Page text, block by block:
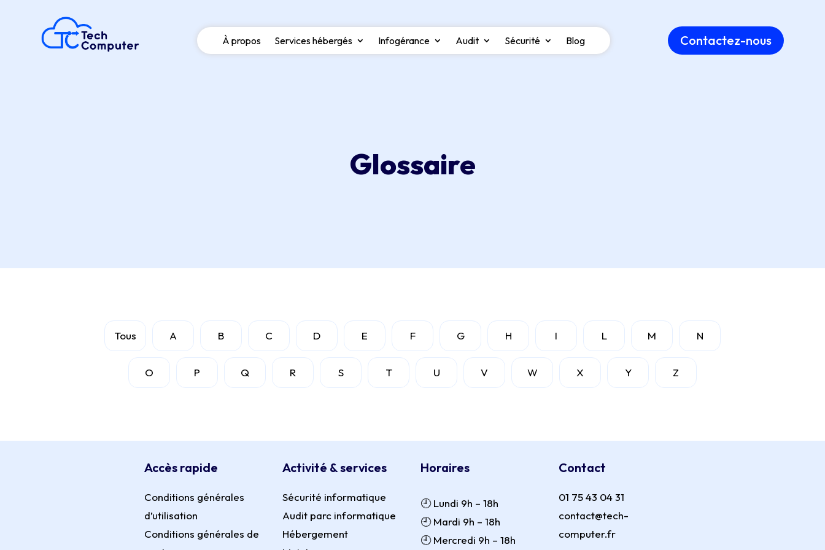
À propos Services hébergés Infogérance Audit Sécurité Blog Contactez-nous
Glossaire
Tous A B C D E F G H I L M N
O P Q R S T U V W X Y Z
Accès rapide
Conditions générales
d’utilisation
Conditions générales de
Activité & services
Sécurité informatique
Audit parc informatique
Hébergement
Horaires
🕘 Lundi 9h – 18h
🕘 Mardi 9h – 18h
🕘 Mercredi 9h – 18h
Contact
01 75 43 04 31
contact@tech-
computer.fr